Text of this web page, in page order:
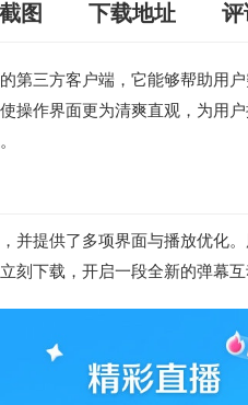
图 下载地址
第三方客户端，它能够帮助用
操作界面更为清爽直观，为用
并提供了多项界面与播放优化
刻下载，开启一段全新的弹幕互